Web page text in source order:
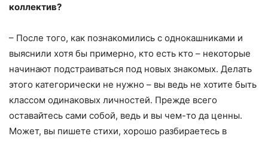
коллектив?
– После того, как познакомились с однокашниками и
выяснили хотя бы примерно, кто есть кто – некоторые
начинают подстраиваться под новых знакомых. Делать
этого категорически не нужно – вы ведь не хотите быть
классом одинаковых личностей. Прежде всего
оставайтесь сами собой, ведь и вы чем-то да ценны.
Может, вы пишете стихи, хорошо разбираетесь в